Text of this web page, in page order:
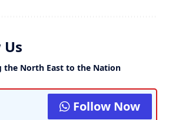
the North East to the Nation
Follow Now